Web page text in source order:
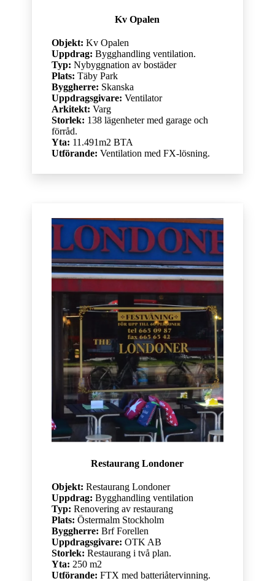
Kv Opalen
Objekt: Kv Opalen
Uppdrag: Bygghandling ventilation.
Typ: Nybyggnation av bostäder
Plats: Täby Park
Byggherre: Skanska
Uppdragsgivare: Ventilator
Arkitekt: Varg
Storlek: 138 lägenheter med garage och
förråd.
Yta: 11.491m2 BTA
Utförande: Ventilation med FX-lösning.
Restaurang Londoner
Objekt: Restaurang Londoner
Uppdrag: Bygghandling ventilation
Typ: Renovering av restaurang
Plats: Östermalm Stockholm
Byggherre: Brf Forellen
Uppdragsgivare: OTK AB
Storlek: Restaurang i två plan.
Yta: 250 m2
Utförande: FTX med batteriåtervinning.